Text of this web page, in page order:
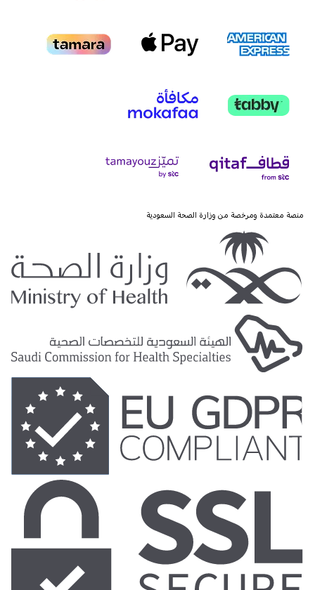
منصة معتمدة ومرخصة من وزارة الصحة السعودية